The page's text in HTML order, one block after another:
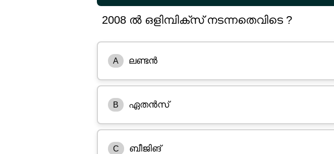
2008 ൽ ഒളിമ്പിക്സ് നടന്നതെവിടെ ?
A ലണ്ടൻ
B ഏതൻസ്
C ബീജിങ്